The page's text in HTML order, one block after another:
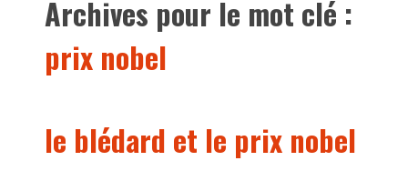
Archives pour le mot clé :
prix nobel
le blédard et le prix nobel